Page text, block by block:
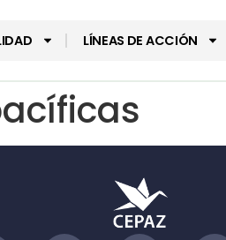
LÍNEAS DE ACCIÓN